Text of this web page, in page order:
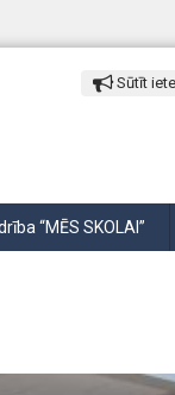
Sūtīt
“MĒS SKOLAI”